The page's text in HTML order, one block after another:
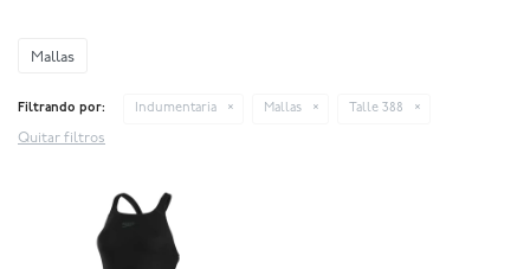
Mallas
Filtrando por: Indumentaria Mallas Talle 388
Quitar filtros